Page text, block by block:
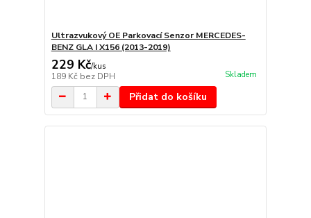
Ultrazvukový OE Parkovací Senzor MERCEDES-
BENZ GLA I X156 (2013-2019)
229 Kč/kus
189 Kč bez DPH Skladem
Přidat do košíku